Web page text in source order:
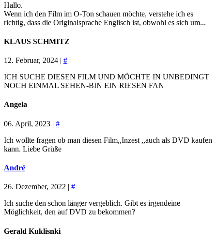
Hallo.
Wenn ich den Film im O-Ton schauen möchte, verstehe ich es
richtig, dass die Originalsprache Englisch ist, obwohl es sich um...
KLAUS SCHMITZ
12. Februar, 2024 | #
ICH SUCHE DIESEN FILM UND MÖCHTE IN UNBEDINGT
NOCH EINMAL SEHEN-BIN EIN RIESEN FAN
Angela
06. April, 2023 | #
Ich wollte fragen ob man diesen Film,,Inzest ,,auch als DVD kaufen
kann. Liebe Grüße
André
26. Dezember, 2022 | #
Ich suche den schon länger vergeblich. Gibt es irgendeine
Möglichkeit, den auf DVD zu bekommen?
Gerald Kuklisnki